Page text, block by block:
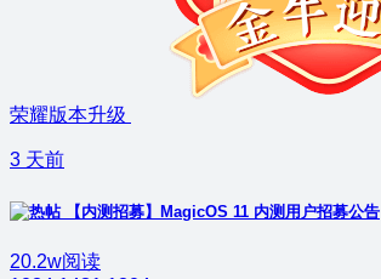
荣耀版本升级
3 天前
【内测招募】MagicOS 11 内测用户招募公告
20.2w阅读